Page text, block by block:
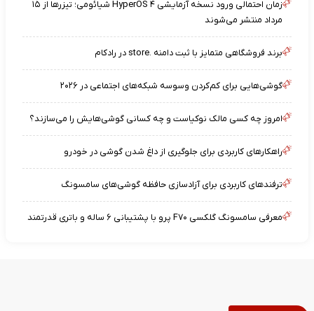
زمان احتمالی ورود نسخه آزمایشی HyperOS ۴ شیائومی؛ تیزرها از ۱۵
مرداد منتشر می‌شوند
برند فروشگاهی متمایز با ثبت دامنه .store در رادکام
گوشی‌هایی برای کم‌کردن وسوسه شبکه‌های اجتماعی در ۲۰۲۶
امروز چه کسی مالک نوکیاست و چه کسانی گوشی‌هایش را می‌سازند؟
راهکارهای کاربردی برای جلوگیری از داغ شدن گوشی در خودرو
ترفندهای کاربردی برای آزادسازی حافظه گوشی‌های سامسونگ
معرفی سامسونگ گلکسی F۷۰ پرو با پشتیبانی ۶ ساله و باتری قدرتمند